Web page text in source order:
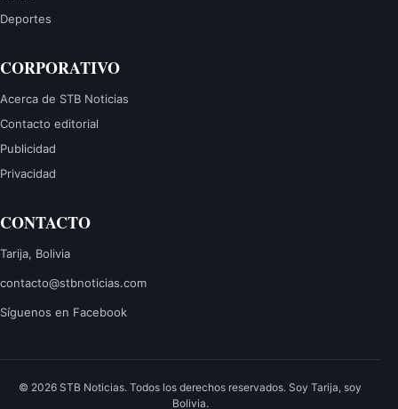
Deportes
CORPORATIVO
Acerca de STB Noticias
Contacto editorial
Publicidad
Privacidad
CONTACTO
Tarija, Bolivia
contacto@stbnoticias.com
Síguenos en Facebook
© 2026 STB Noticias. Todos los derechos reservados. Soy Tarija, soy
Bolivia.